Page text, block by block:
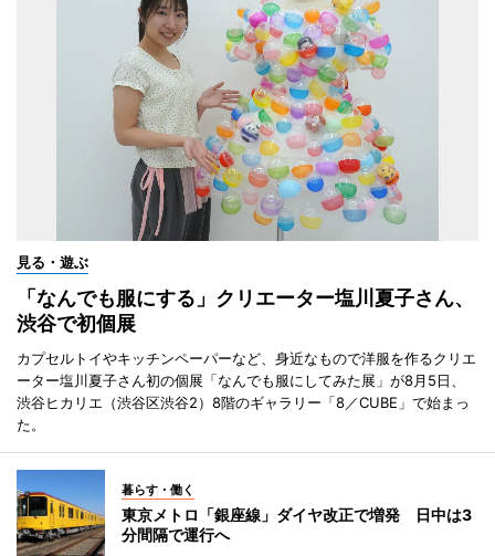
見る・遊ぶ
「なんでも服にする」クリエーター塩川夏子さん、
渋谷で初個展
カプセルトイやキッチンペーパーなど、身近なもので洋服を作るクリエ
ーター塩川夏子さん初の個展「なんでも服にしてみた展」が8月5日、
渋谷ヒカリエ（渋谷区渋谷2）8階のギャラリー「8／CUBE」で始まっ
た。
暮らす・働く
東京メトロ「銀座線」ダイヤ改正で増発 日中は3
分間隔で運行へ